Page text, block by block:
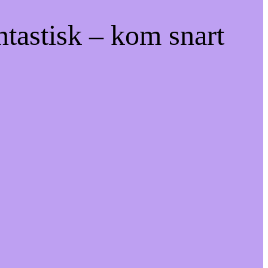
– kom snart